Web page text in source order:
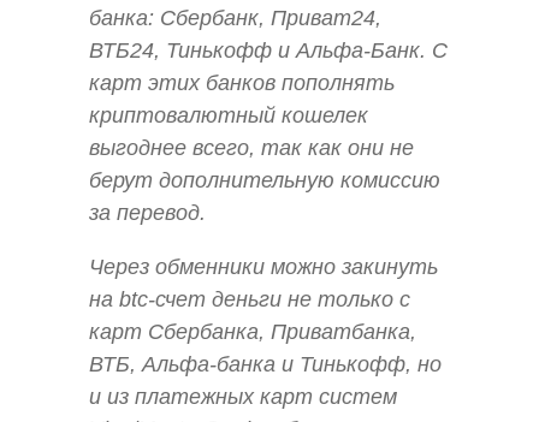
банка: Сбербанк, Приват24,
ВТБ24, Тинькофф и Альфа-Банк. С
карт этих банков пополнять
криптовалютный кошелек
выгоднее всего, так как они не
берут дополнительную комиссию
за перевод.
Через обменники можно закинуть
на btc-счет деньги не только с
карт Сбербанка, Приватбанка,
ВТБ, Альфа-банка и Тинькофф, но
и из платежных карт систем